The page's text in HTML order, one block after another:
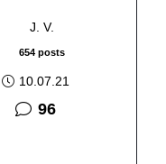
J. V.
654 posts
10.07.21
96komentara